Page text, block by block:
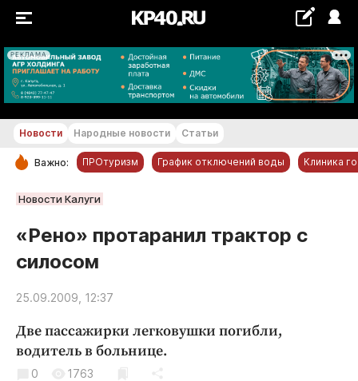
РЕКЛАМА
+21...+22 °С
РУБРИКИ
Новости компаний
Статьи
Народные новости
Благоустройство
Криминал
Новости Народные новости Статьи
Важно: ПРОтуризм График отключений воды Клиника
Новости Калуги
«Рено» протаранил трактор с
силосом
25.09.2009, 12:37
Две пассажирки легковушки погибли,
водитель в больнице.
0 1763